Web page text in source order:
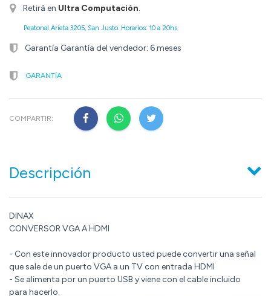
Retirá en Ultra Computación.
Peatonal Arieta 3205, San Justo. Horarios: 10 a 20hs.
Garantía Garantía del vendedor: 6 meses
GARANTÍA
COMPARTIR:
Descripción
DINAX
CONVERSOR VGA A HDMI
- Con este innovador producto usted puede convertir una señal
que sale de un puerto VGA a un TV con entrada HDMI
- Se alimenta por un puerto USB y viene con el cable incluido
para hacerlo.